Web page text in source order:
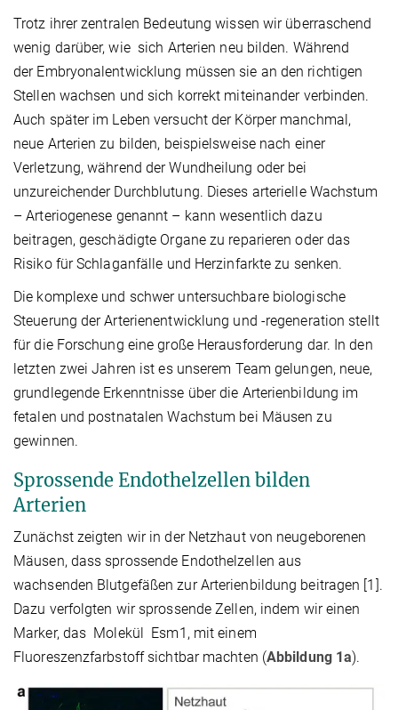
Trotz ihrer zentralen Bedeutung wissen wir überraschend
wenig darüber, wie sich Arterien neu bilden. Während
der Embryonalentwicklung müssen sie an den richtigen
Stellen wachsen und sich korrekt miteinander verbinden.
Auch später im Leben versucht der Körper manchmal,
neue Arterien zu bilden, beispielsweise nach einer
Verletzung, während der Wundheilung oder bei
unzureichender Durchblutung. Dieses arterielle Wachstum
– Arteriogenese genannt – kann wesentlich dazu
beitragen, geschädigte Organe zu reparieren oder das
Risiko für Schlaganfälle und Herzinfarkte zu senken.
Die komplexe und schwer untersuchbare biologische
Steuerung der Arterienentwicklung und -regeneration stellt
für die Forschung eine große Herausforderung dar. In den
letzten zwei Jahren ist es unserem Team gelungen, neue,
grundlegende Erkenntnisse über die Arterienbildung im
fetalen und postnatalen Wachstum bei Mäusen zu
gewinnen.
Sprossende Endothelzellen bilden
Arterien
Zunächst zeigten wir in der Netzhaut von neugeborenen
Mäusen, dass sprossende Endothelzellen aus
wachsenden Blutgefäßen zur Arterienbildung beitragen [1].
Dazu verfolgten wir sprossende Zellen, indem wir einen
Marker, das Molekül Esm1, mit einem
Fluoreszenzfarbstoff sichtbar machten (Abbildung 1a).